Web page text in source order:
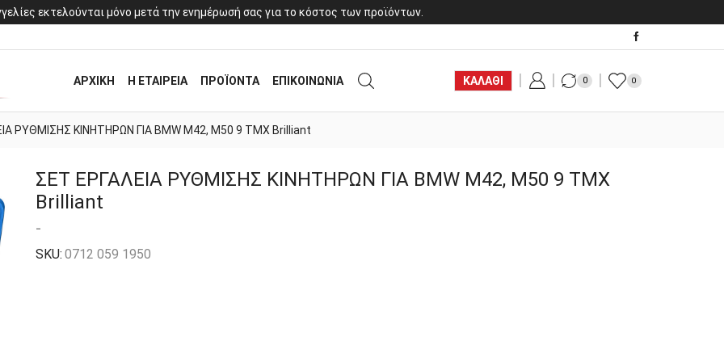
εκτελούνται μόνο μετά την ενημέρωσή σας για το κόστος των προϊόντων.
ΑΡΧΙΚΗ Η ΕΤΑΙΡΕΙΑ ΠΡΟΪΟΝΤΑ ΕΠΙΚΟΙΝΩΝΙΑ ΚΑΛΑΘΙ 0 0
ΡΥΘΜΙΣΗΣ ΚΙΝΗΤΗΡΩΝ ΓΙΑ BMW M42, M50 9 ΤΜΧ Brilliant
ΣΕΤ ΕΡΓΑΛΕΙΑ ΡΥΘΜΙΣΗΣ ΚΙΝΗΤΗΡΩΝ ΓΙΑ BMW M42, M50 9 ΤΜΧ
Brilliant
-
SKU: 0712 059 1950